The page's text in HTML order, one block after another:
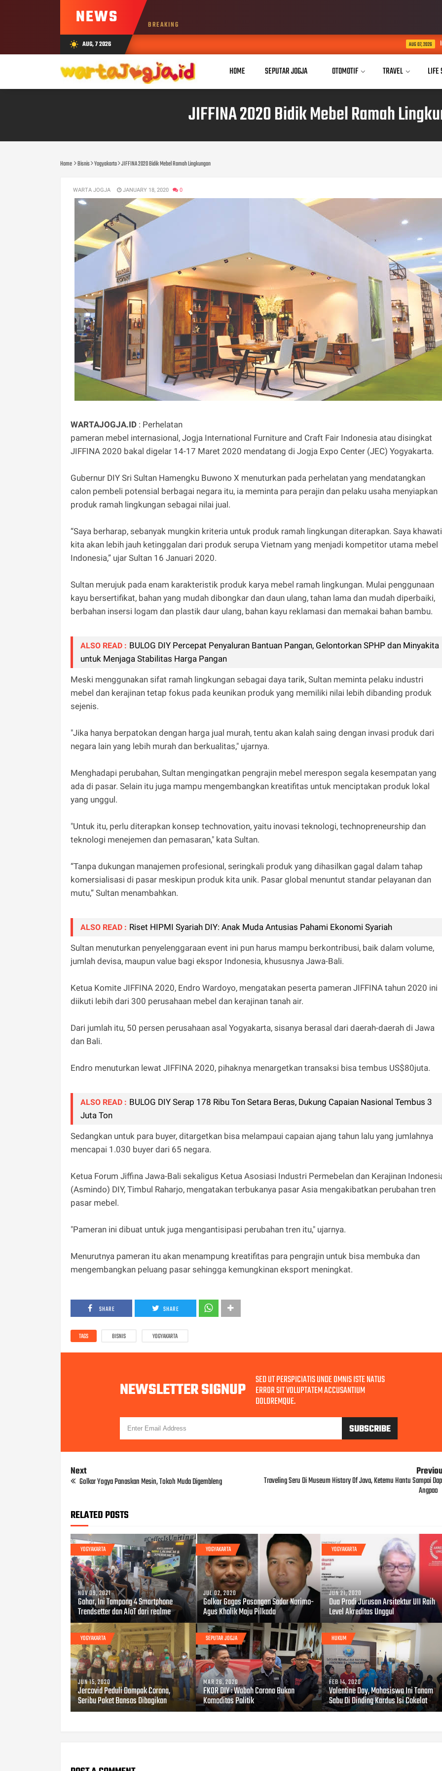
NEWS BREAKING
wb_sunny AUG, 7 2026 Indosat, Ooredoo
HOME SEPUTAR JOGJA OTOMOTIF TRAVEL LIFE
JIFFINA 2020 Bidik Mebel Ramah
Home Bisnis Yogyakarta JIFFINA 2020 Bidik Mebel Ramah Lingkungan
WARTA JOGJA JANUARY 18, 2020 0
WARTAJOGJA.ID : Perhelatan
pameran mebel internasional, Jogja International Furniture and Craft Fair Indonesia atau disingkat
JIFFINA 2020 bakal digelar 14-17 Maret 2020 mendatang di Jogja Expo Center (JEC) Yogyakarta.
Gubernur DIY Sri Sultan Hamengku Buwono X menuturkan pada perhelatan yang mendatangkan
calon pembeli potensial berbagai negara itu, ia meminta para perajin dan pelaku usaha menyiapkan
produk ramah lingkungan sebagai nilai jual.
“Saya berharap, sebanyak mungkin kriteria untuk produk ramah lingkungan diterapkan. Saya
kita akan lebih jauh ketinggalan dari produk serupa Vietnam yang menjadi kompetitor utama mebel
Indonesia,” ujar Sultan 16 Januari 2020.
Sultan merujuk pada enam karakteristik produk karya mebel ramah lingkungan. Mulai penggunaan
kayu bersertifikat, bahan yang mudah dibongkar dan daun ulang, tahan lama dan mudah diperbaiki,
berbahan insersi logam dan plastik daur ulang, bahan kayu reklamasi dan memakai bahan bambu.
ALSO READ : BULOG DIY Percepat Penyaluran Bantuan Pangan, Gelontorkan SPHP dan Minyakita
untuk Menjaga Stabilitas Harga Pangan
Meski menggunakan sifat ramah lingkungan sebagai daya tarik, Sultan meminta pelaku industri
mebel dan kerajinan tetap fokus pada keunikan produk yang memiliki nilai lebih dibanding produk
sejenis.
"Jika hanya berpatokan dengan harga jual murah, tentu akan kalah saing dengan invasi produk dari
negara lain yang lebih murah dan berkualitas," ujarnya.
Menghadapi perubahan, Sultan mengingatkan pengrajin mebel merespon segala kesempatan yang
ada di pasar. Selain itu juga mampu mengembangkan kreatifitas untuk menciptakan produk lokal
yang unggul.
"Untuk itu, perlu diterapkan konsep technovation, yaitu inovasi teknologi, technopreneurship dan
teknologi menejemen dan pemasaran," kata Sultan.
“Tanpa dukungan manajemen profesional, seringkali produk yang dihasilkan gagal dalam tahap
komersialisasi di pasar meskipun produk kita unik. Pasar global menuntut standar pelayanan dan
mutu,” Sultan menambahkan.
ALSO READ : Riset HIPMI Syariah DIY: Anak Muda Antusias Pahami Ekonomi Syariah
Sultan menuturkan penyelenggaraan event ini pun harus mampu berkontribusi, baik dalam volume,
jumlah devisa, maupun value bagi ekspor Indonesia, khususnya Jawa-Bali.
Ketua Komite JIFFINA 2020, Endro Wardoyo, mengatakan peserta pameran JIFFINA tahun 2020 ini
diikuti lebih dari 300 perusahaan mebel dan kerajinan tanah air.
Dari jumlah itu, 50 persen perusahaan asal Yogyakarta, sisanya berasal dari daerah-daerah di Jawa
dan Bali.
Endro menuturkan lewat JIFFINA 2020, pihaknya menargetkan transaksi bisa tembus US$80juta.
ALSO READ : BULOG DIY Serap 178 Ribu Ton Setara Beras, Dukung Capaian Nasional Tembus 3
Juta Ton
Sedangkan untuk para buyer, ditargetkan bisa melampaui capaian ajang tahun lalu yang jumlahnya
mencapai 1.030 buyer dari 65 negara.
Ketua Forum Jiffina Jawa-Bali sekaligus Ketua Asosiasi Industri Permebelan dan Kerajinan
(Asmindo) DIY, Timbul Raharjo, mengatakan terbukanya pasar Asia mengakibatkan perubahan tren
pasar mebel.
"Pameran ini dibuat untuk juga mengantisipasi perubahan tren itu," ujarnya.
Menurutnya pameran itu akan menampung kreatifitas para pengrajin untuk bisa membuka dan
mengembangkan peluang pasar sehingga kemungkinan eksport meningkat.
SHARE SHARE
TAGS BISNIS YOGYAKARTA
NEWSLETTER SIGNUP SED UT PERSPICIATIS UNDE OMNIS ISTE NATUS
ERROR SIT VOLUPTATEM ACCUSANTIUM
DOLOREMQUE.
Next
Golkar Yogya Panaskan Mesin, Tokoh Muda Digembleng Traveling Seru Di Museum History Of Java, Ketemu Hantu Sampai
Angpao
RELATED POSTS
YOGYAKARTA
NOV 09, 2021
Gahar, Ini Tampang 4 Smartphone
Trendsetter dan AIoT dari realme
YOGYAKARTA
JUL 02, 2020
Golkar Gagas Pasangan Sadar Narimo-
Agus Kholik Maju Pilkada
YOGYAKARTA
JUN 21, 2020
Dua Prodi Jurusan Arsitektur UII Raih
Level Akreditas Unggul
YOGYAKARTA
JUN 15, 2020
Jercovid Peduli Dampak Corona,
Seribu Paket Bansos Dibagikan
SEPUTAR JOGJA
MAR 26, 2020
FKOR DIY : Wabah Corona Bukan
Komoditas Politik
HUKUM
FEB 14, 2020
Valentine Day, Mahasiswa Ini Tanam
Sabu Di Dinding Kardus Isi Cokelat